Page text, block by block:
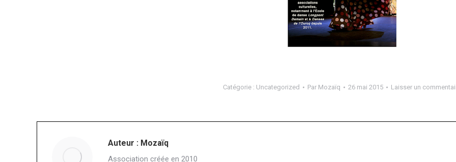
Catégorie : Uncategorized Par Mozaïq 26 mai 2015 Laisser un
Auteur : Mozaïq
Association créée en 2010